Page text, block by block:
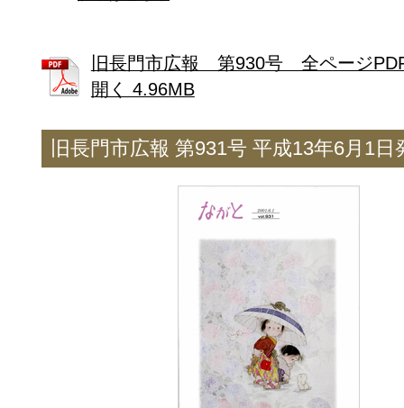
旧長門市広報 第930号 全ページ
開く 4.96MB
旧長門市広報 第931号 平成13年6月1日